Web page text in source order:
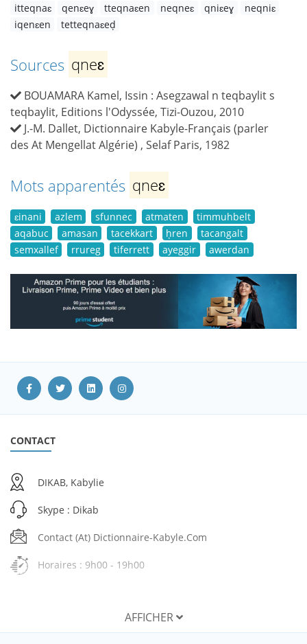
itteqnaɛ
qenɛeɣ tteqnaɛen neqneɛ qniɛeɣ
neqniɛ
iqenɛen
tetteqnaɛeḍ
Sources qneɛ
BOUAMARA Kamel, Issin : Asegzawal n teqbaylit s
teqbaylit, Editions l'Odyssée, Tizi-Ouzou, 2010
J.-M. Dallet, Dictionnaire Kabyle-Français (parler
des At Mengellat Algérie) , Selaf Paris, 1982
Mots apparentés qneɛ
ɛinani azlem sfunnec atmaten
timmuhbelt
aqabuc
amasan tacekkart ḥren
tacangalt
semxallef
rrureg tiferrett ayeggir awerdan
CONTACT
DIKAB, Kabylie
Skype : Dikab
Contact (at) Dictionnaire-Kabyle.com
Horaires : 9h00 - 19h00
AFFICHER